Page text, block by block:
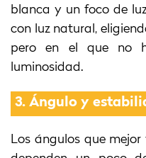
blanca y un foco de
con luz natural,
pero en el que no
luminosidad.
3. Ángulo y
Los ángulos que mejor